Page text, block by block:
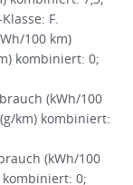
F.
100 km)
kombiniert: 0;
(kWh/100
km) kombiniert:
(kWh/100
kombiniert: 0;